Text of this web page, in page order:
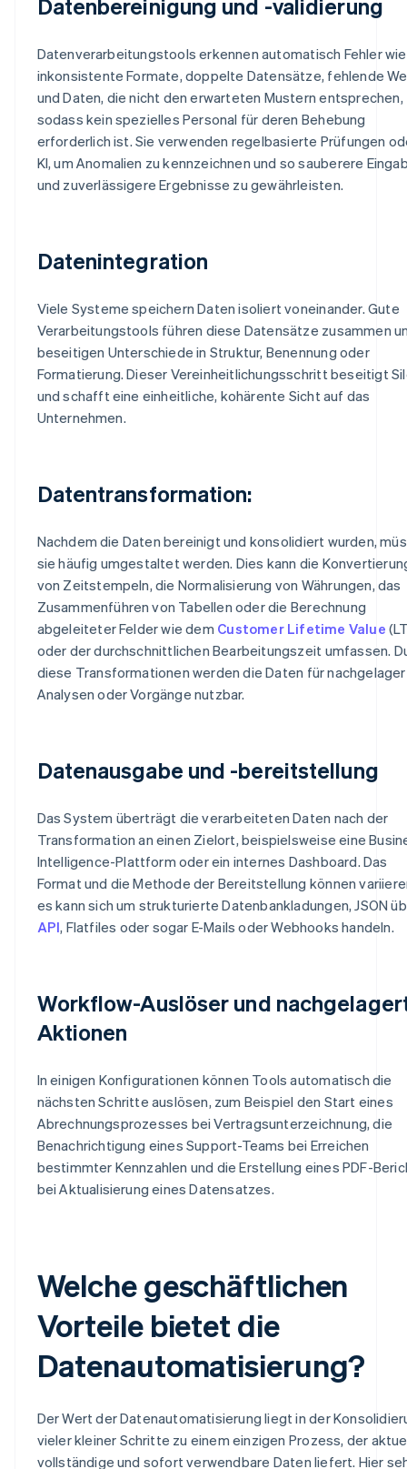
Datenverarbeitungstools erkennen automatisch Fehler wie
inkonsistente Formate, doppelte Datensätze, fehlende
und Daten, die nicht den erwarteten Mustern entsprechen,
sodass kein spezielles Personal für deren Behebung
erforderlich ist. Sie verwenden regelbasierte Prüfungen
KI, um Anomalien zu kennzeichnen und so sauberere
und zuverlässigere Ergebnisse zu gewährleisten.
Datenintegration
Viele Systeme speichern Daten isoliert voneinander. Gute
Verarbeitungstools führen diese Datensätze zusammen
beseitigen Unterschiede in Struktur, Benennung oder
Formatierung. Dieser Vereinheitlichungsschritt beseitigt
und schafft eine einheitliche, kohärente Sicht auf das
Unternehmen.
Datentransformation:
Nachdem die Daten bereinigt und konsolidiert wurden,
sie häufig umgestaltet werden. Dies kann die
von Zeitstempeln, die Normalisierung von Währungen, das
Zusammenführen von Tabellen oder die Berechnung
abgeleiteter Felder wie dem Customer Lifetime Value
oder der durchschnittlichen Bearbeitungszeit umfassen.
diese Transformationen werden die Daten für
Analysen oder Vorgänge nutzbar.
Datenausgabe und -bereitstellung
Das System überträgt die verarbeiteten Daten nach der
Transformation an einen Zielort, beispielsweise eine
Intelligence-Plattform oder ein internes Dashboard. Das
Format und die Methode der Bereitstellung können
es kann sich um strukturierte Datenbankladungen, JSON
API, Flatfiles oder sogar E-Mails oder Webhooks handeln.
Workflow-Auslöser und
Aktionen
In einigen Konfigurationen können Tools automatisch die
nächsten Schritte auslösen, zum Beispiel den Start eines
Abrechnungsprozesses bei Vertragsunterzeichnung, die
Benachrichtigung eines Support-Teams bei Erreichen
bestimmter Kennzahlen und die Erstellung eines PDF-
bei Aktualisierung eines Datensatzes.
Welche geschäftlichen
Vorteile bietet die
Datenautomatisierung?
Der Wert der Datenautomatisierung liegt in der
vieler kleiner Schritte zu einem einzigen Prozess, der
vollständige und sofort verwendbare Daten liefert. Hier